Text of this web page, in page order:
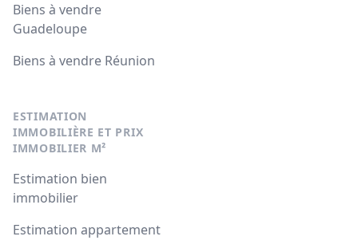
Biens à vendre
Guadeloupe
Biens à vendre Réunion
ESTIMATION
IMMOBILIÈRE ET PRIX
IMMOBILIER M²
Estimation bien
immobilier
Estimation appartement